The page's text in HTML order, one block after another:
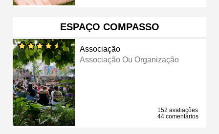
ESPAÇO COMPASSO
Associação
Associação Ou Organização
152 avaliações
44 comentários